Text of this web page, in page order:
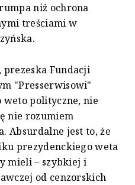
niż ochrona
treściami w
Fundacji
"Presserwisowi"
weto polityczne, nie
nie rozumiem
Absurdalne jest to, że
prezydenckiego weta
mieli – szybkiej i
od cenzorskich